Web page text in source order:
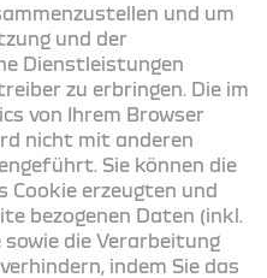
und um
und der
Dienstleistungen
zu erbringen. Die im
von Ihrem Browser
nicht mit anderen
Sie können die
Cookie erzeugten und
bezogenen Daten (inkl.
sowie die Verarbeitung
indem Sie das